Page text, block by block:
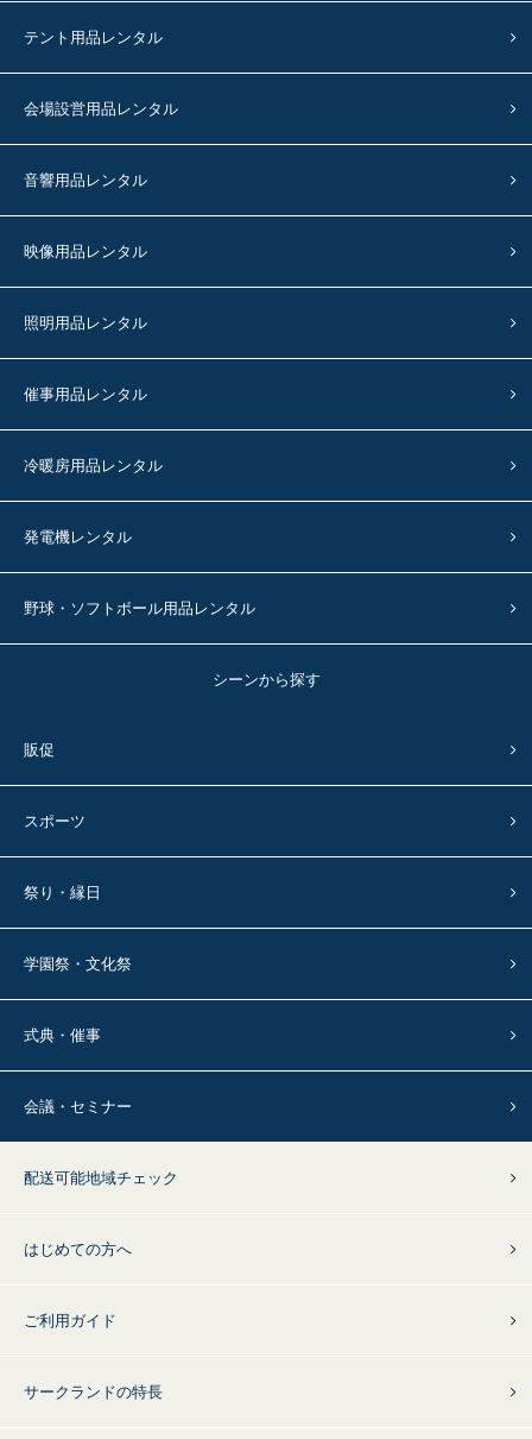
テント用品レンタル
会場設営用品レンタル
音響用品レンタル
映像用品レンタル
照明用品レンタル
催事用品レンタル
冷暖房用品レンタル
発電機レンタル
野球・ソフトボール用品レンタル
シーンから探す
販促
スポーツ
祭り・縁日
学園祭・文化祭
式典・催事
会議・セミナー
配送可能地域チェック
はじめての方へ
ご利用ガイド
サークランドの特長